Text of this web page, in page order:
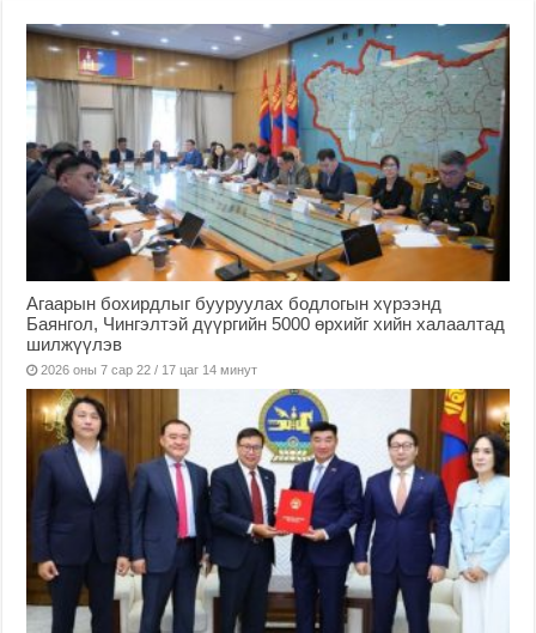
Агаарын бохирдлыг бууруулах бодлогын хүрээнд
Баянгол, Чингэлтэй дүүргийн 5000 өрхийг хийн халаалтад
шилжүүлэв
2026 оны 7 сар 22 / 17 цаг 14 минут